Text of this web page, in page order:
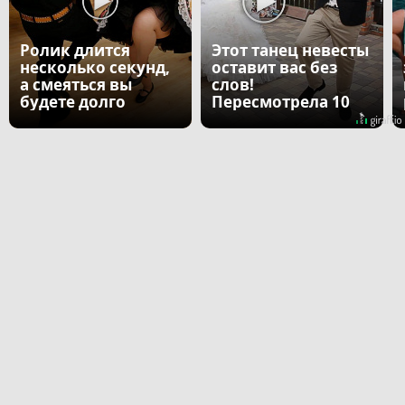
Ролик длится
несколько секунд,
а смеяться вы
будете долго
Этот танец невесты
оставит вас без
слов!
Пересмотрела 10